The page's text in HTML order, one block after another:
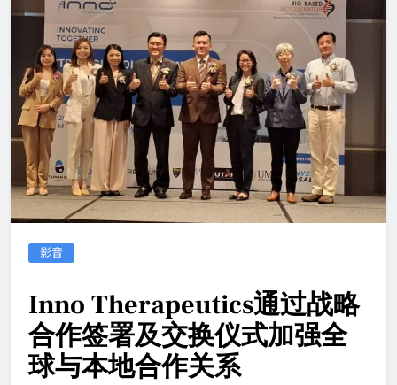
影音
Inno Therapeutics通过战略
合作签署及交换仪式加强全
球与本地合作关系